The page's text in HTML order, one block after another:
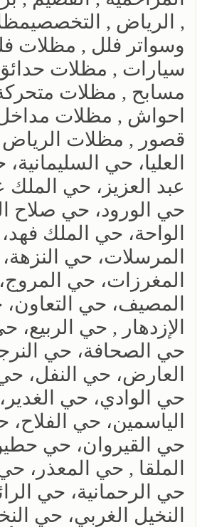
, الرياض ,
وسواتر فلل , مظلات
سيارات , مظلات
مسابح , مظلات
احواش , مظلات
قصور , مظلات
العليا، حي
عبد العزيز، حي الملك
حي الورود، حي صلاح
الواحة، حي الملك
المرسلات، حي
المغرزات، حي
المصيف، حي
الإزدهار , حي الربيع،
حي الصحافة، حي
العارض، حي النفل،
حي الوادي، حي
الياسمين، حي الفلاح،
حي القيروان، حي
الملقا , حي المعذر،
حي الرحمانية، حي
النخيل الغربي، حي